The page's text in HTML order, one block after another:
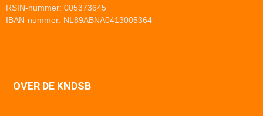
RSIN-nummer: 005373645
IBAN-nummer: NL89ABNA0413005364
OVER DE KNDSB